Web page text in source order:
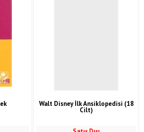
Walt Disney İlk Ansiklopedisi (18
Cilt)